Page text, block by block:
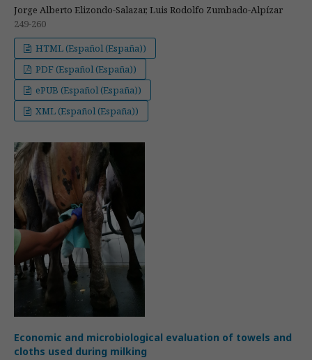
Jorge Alberto Elizondo-Salazar, Luis Rodolfo Zumbado-Alpízar
249-260
HTML (Español (España))
PDF (Español (España))
ePUB (Español (España))
XML (Español (España))
Economic and microbiological evaluation of towels and
cloths used during milking